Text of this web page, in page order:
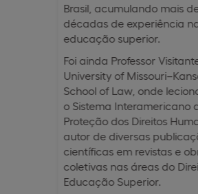
Brasil, acumulando mais
décadas de experiência
educação superior.
Foi ainda Professor
University of
School of Law, onde
o Sistema Interamericano
Proteção dos Direitos
autor de diversas
científicas em revistas e
coletivas nas áreas do
Educação Superior.